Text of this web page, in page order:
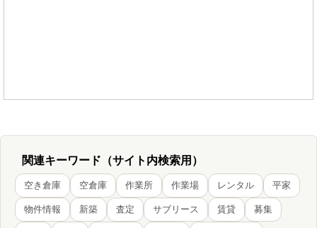
関連キーワード（サイト内検索用）
空き倉庫 空倉庫 作業所 作業場 レンタル 平家
物件情報 新築 査定 サブリース 賃貸 募集